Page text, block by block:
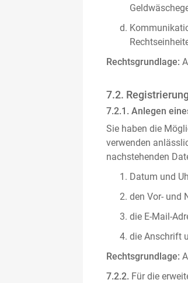
Rechtsgrundlage:
7.2.
7.2.1. Anlegen
Sie haben die
verwenden
nachstehenden
Datum und
den Vor- und
die E-Mail-
die Anschrift
Rechtsgrundlage:
7.2.2. Für die